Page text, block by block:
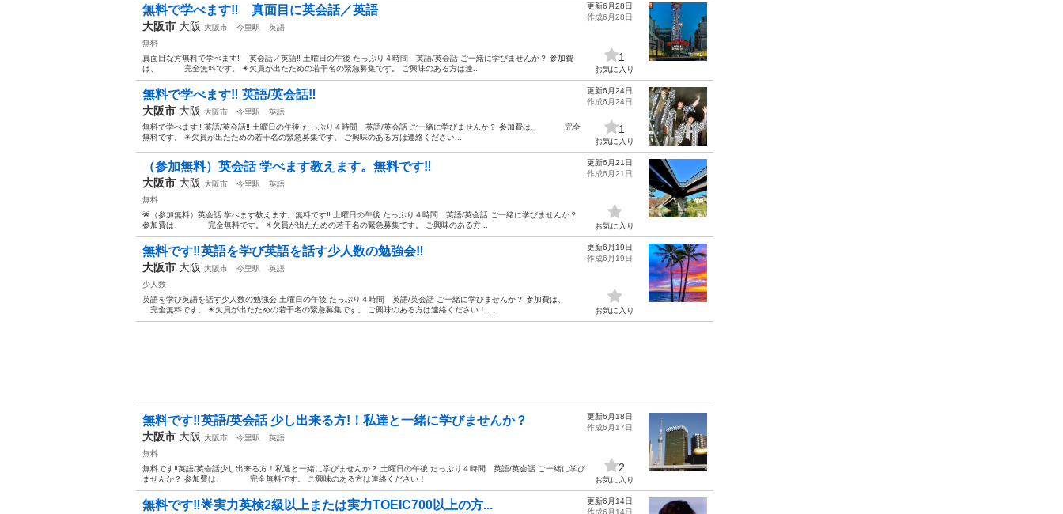
無料で学べます‼️ 真面目に英会話／英語
大阪市 大阪 大阪市 今里駅
英語
無料
真面目な方無料で学べます‼️ 英会話／英語‼️ 土曜日の午後 たっぷり４時間 英語/英会話 ご一緒に学びませんか？ 参加費
は、 完全無料です。 ✴️欠員が出たための若干名の緊急募集です。 ご興味のある方は連...
更新6月28日
作成6月28日
1
お気に入り
無料で学べます‼️ 英語/英会話‼️
大阪市 大阪 大阪市 今里駅
英語
無料で学べます‼️ 英語/英会話‼️ 土曜日の午後 たっぷり４時間 英語/英会話 ご一緒に学びませんか？ 参加費は、 完全
無料です。 ✴️欠員が出たための若干名の緊急募集です。 ご興味のある方は連絡ください...
更新6月24日
作成6月24日
1
お気に入り
（参加無料）英会話 学べます教えます。無料です‼️
大阪市 大阪 大阪市 今里駅
英語
無料
🌟（参加無料）英会話 学べます教えます。無料です‼️ 土曜日の午後 たっぷり４時間 英語/英会話 ご一緒に学びませんか？
参加費は、 完全無料です。 ✴️欠員が出たための若干名の緊急募集です。 ご興味のある方...
更新6月21日
作成6月21日
お気に入り
無料です‼️英語を学び英語を話す少人数の勉強会‼️
大阪市 大阪 大阪市 今里駅
英語
少人数
英語を学び英語を話す少人数の勉強会 土曜日の午後 たっぷり４時間 英語/英会話 ご一緒に学びませんか？ 参加費は、
完全無料です。 ✴️欠員が出たための若干名の緊急募集です。 ご興味のある方は連絡ください！ ...
更新6月19日
作成6月19日
お気に入り
無料です‼️英語/英会話 少し出来る方!！私達と一緒に学びませんか？
大阪市 大阪 大阪市 今里駅
英語
無料
無料です‼️英語/英会話少し出来る方！私達と一緒に学びませんか？ 土曜日の午後 たっぷり４時間 英語/英会話 ご一緒に学び
ませんか？ 参加費は、 完全無料です。 ご興味のある方は連絡ください！
更新6月18日
作成6月17日
2
お気に入り
無料です‼️🌟実力英検2級以上または実力TOEIC700以上の方...
更新6月14日
作成6月14日